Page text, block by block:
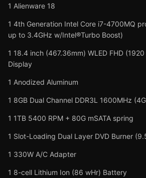
1 Alienware 18
1 4th Generation Intel Core i7-4700MQ
up to 3.4GHz w/Intel®Turbo Boost)
1 18.4 inch (467.36mm) WLED FHD
Display
1 Anodized Aluminum
1 8GB Dual Channel DDR3L 1600MHz
1 1TB 5400 RPM + 80G mSATA spring
1 Slot-Loading Dual Layer DVD Burner
1 330W A/C Adapter
1 8-cell Lithium Ion (86 wHr) Battery